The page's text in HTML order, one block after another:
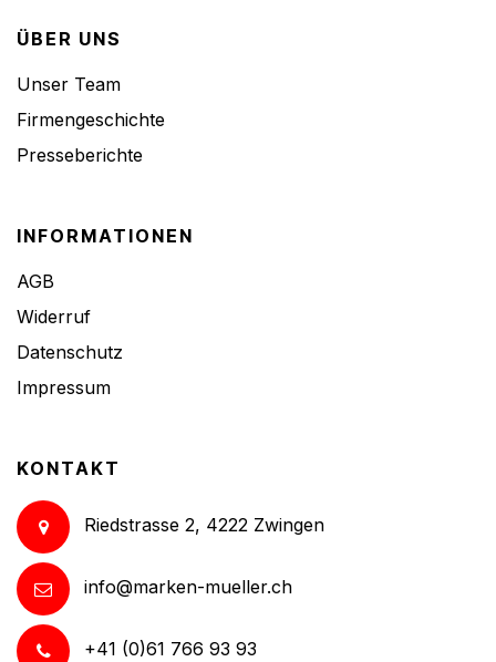
ÜBER UNS
Unser Team
Firmengeschichte
Presseberichte
INFORMATIONEN
AGB
Widerruf
Datenschutz
Impressum
KONTAKT
Riedstrasse 2, 4222 Zwingen
info@marken-mueller.ch
+41 (0)61 766 93 93